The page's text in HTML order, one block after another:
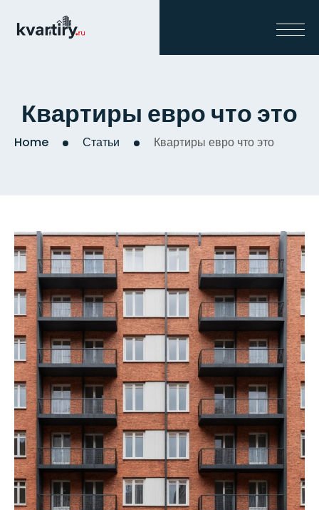
Квартиры евро что это
Home Статьи Квартиры евро что это